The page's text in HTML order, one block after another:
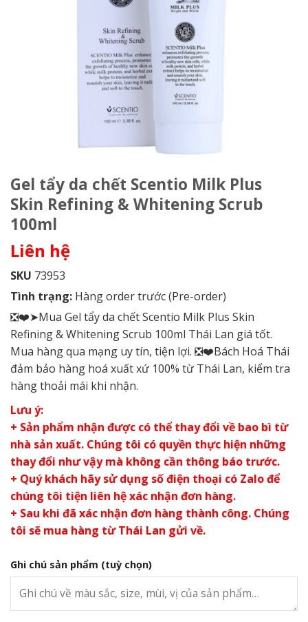
Gel tẩy da chết Scentio Milk Plus
Skin Refining & Whitening Scrub
100ml
Liên hệ
SKU 73953
Tình trạng: Hàng order trước (Pre-order)
❎❤️➤Mua Gel tẩy da chết Scentio Milk Plus Skin
Refining & Whitening Scrub 100ml Thái Lan giá tốt.
Mua hàng qua mạng uy tín, tiện lợi. ❎❤️Bách Hoá Thái
đảm bảo hàng hoá xuất xứ 100% từ Thái Lan, kiểm tra
hàng thoải mái khi nhận.
Lưu ý:
+ Sản phẩm nhận được có thể thay đổi về bao bì từ
nhà sản xuất. Chúng tôi có quyền thực hiện những
thay đổi như vậy mà không cần thông báo trước.
+ Quý khách hãy sử dụng số điện thoại có Zalo để
chúng tôi tiện liên hệ xác nhận đơn hàng.
+ Sau khi đã xác nhận đơn hàng thành công. Chúng
tôi sẽ mua hàng từ Thái Lan gửi về.
Ghi chú sản phẩm (tuỳ chọn)